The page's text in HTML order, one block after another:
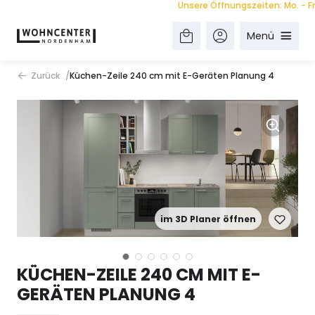
Unsere Öffnungszeiten: Mo. - Fr.
Menü
Zurück Küchen-Zeile 240 cm mit E-Geräten Planung 4
im 3D Planer öffnen
KÜCHEN-ZEILE 240 CM MIT E-
GERÄTEN PLANUNG 4